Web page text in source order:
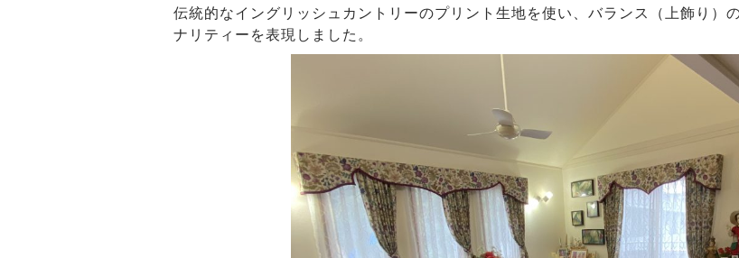
伝統的なイングリッシュカントリーのプリント生地を使い、バランス（上飾り）
ナリティーを表現しました。